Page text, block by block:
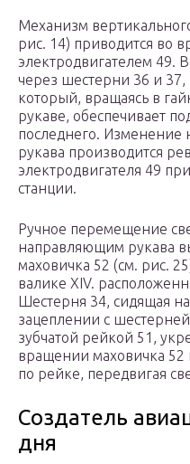
Механизм
рис. 14) приводится во
электродвигателем 49.
через шестерни 36 и 37,
который, вращаясь в
рукаве, обеспечивает
последнего.
рукава производится
электродвигателя 49
станции.
Ручное перемещение
направляющим рукава
маховичка 52 (см. рис.
валике XIV.
Шестерня 34, сидящая
зацеплении с
зубчатой рейкой 51,
вращении маховичка 52
по рейке, передвигая
Создатель
дня